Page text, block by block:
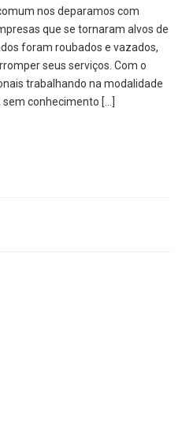
nos deparamos com
que se tornaram alvos de
foram roubados e vazados,
seus serviços. Com o
trabalhando na modalidade
conhecimento […]